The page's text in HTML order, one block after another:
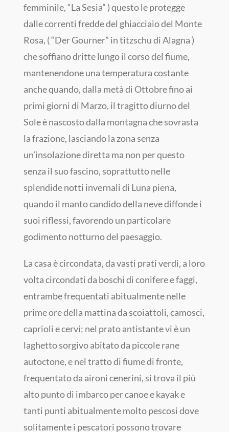
femminile, “La Sesia” ) questo le protegge
dalle correnti fredde del ghiacciaio del Monte
Rosa, ( “Der Gourner” in titzschu di Alagna )
che soffiano dritte lungo il corso del fiume,
mantenendone una temperatura costante
anche quando, dalla metà di Ottobre fino ai
primi giorni di Marzo, il tragitto diurno del
Sole è nascosto dalla montagna che sovrasta
la frazione, lasciando la zona senza
un’insolazione diretta ma non per questo
senza il suo fascino, soprattutto nelle
splendide notti invernali di Luna piena,
quando il manto candido della neve diffonde i
suoi riflessi, favorendo un particolare
godimento notturno del paesaggio.
La casa è circondata, da vasti prati verdi, a loro
volta circondati da boschi di conifere e faggi,
entrambe frequentati abitualmente nelle
prime ore della mattina da scoiattoli, camosci,
caprioli e cervi; nel prato antistante vi è un
laghetto sorgivo abitato da piccole rane
autoctone, e nel tratto di fiume di fronte,
frequentato da aironi cenerini, si trova il più
alto punto di imbarco per canoe e kayak e
tanti punti abitualmente molto pescosi dove
solitamente i pescatori possono trovare